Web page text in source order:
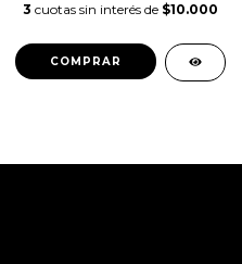
3 cuotas sin interés de $10.000
COMPRAR